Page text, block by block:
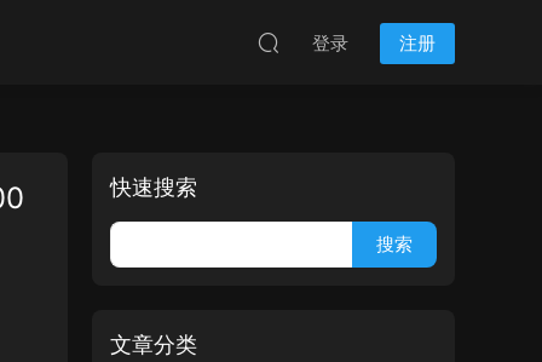
登录 注册
快速搜索
文章分类